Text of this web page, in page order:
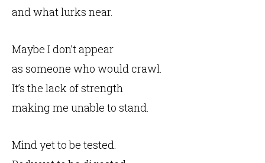
and what lurks near.
Maybe I don’t appear
as someone who would crawl.
It’s the lack of strength
making me unable to stand.
Mind yet to be tested.